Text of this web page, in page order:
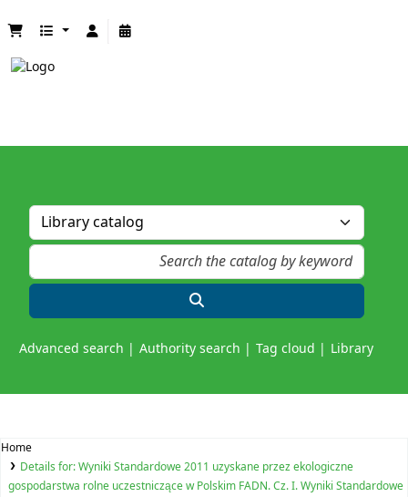
Advanced search Authority search Tag cloud Library
Home
Details for:Wyniki Standardowe 2011 uzyskane przez ekologiczne
gospodarstwa rolne uczestniczące w Polskim FADN. Cz. I. Wyniki Standardowe